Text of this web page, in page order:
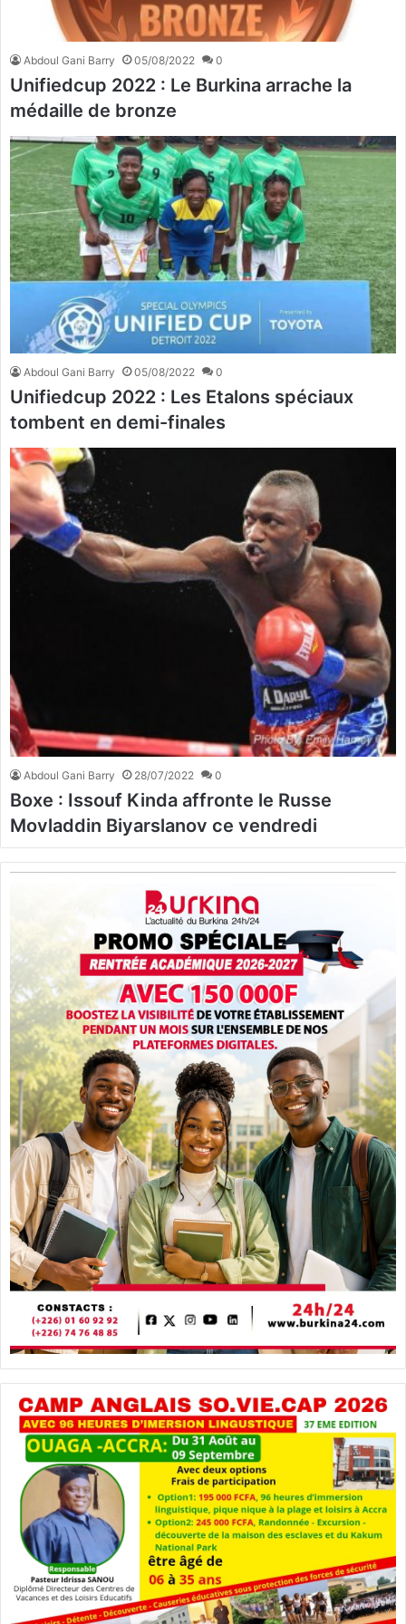
Abdoul Gani Barry 05/08/2022 0
Unifiedcup 2022 : Le Burkina arrache la
médaille de bronze
Abdoul Gani Barry 05/08/2022 0
Unifiedcup 2022 : Les Etalons spéciaux
tombent en demi-finales
Abdoul Gani Barry 28/07/2022 0
Boxe : Issouf Kinda affronte le Russe
Movladdin Biyarslanov ce vendredi